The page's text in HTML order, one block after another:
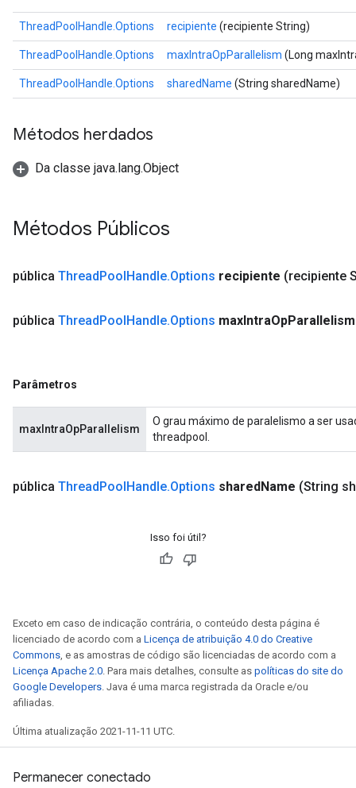
ThreadPoolHandle.Options recipiente (recipiente String)
ThreadPoolHandle.Options maxIntraOpParallelism (Long
ThreadPoolHandle.Options sharedName (String sharedName)
Métodos herdados
Da classe java.lang.Object
Métodos Públicos
pública ThreadPoolHandle.Options recipiente (recipiente
pública ThreadPoolHandle.Options maxIntraOpParallelism
Parâmetros
maxIntraOpParallelism
O grau máximo de paralelismo a ser
threadpool.
pública ThreadPoolHandle.Options sharedName (String
Isso foi útil?
Exceto em caso de indicação contrária, o conteúdo desta página é
licenciado de acordo com a Licença de atribuição 4.0 do Creative
Commons , e as amostras de código são licenciadas de acordo com a
Licença Apache 2.0 . Para mais detalhes, consulte as políticas do site do
Google Developers . Java é uma marca registrada da Oracle e/ou
afiliadas.
Última atualização 2021-11-11 UTC.
Permanecer conectado